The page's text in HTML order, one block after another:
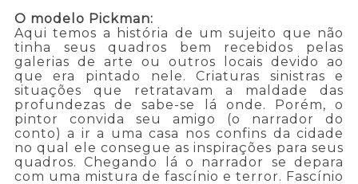
O modelo Pickman:
Aqui temos a história de um sujeito que não
tinha seus quadros bem recebidos pelas
galerias de arte ou outros locais devido ao
que era pintado nele. Criaturas sinistras e
situações que retratavam a maldade das
profundezas de sabe-se lá onde. Porém, o
pintor convida seu amigo (o narrador do
conto) a ir a uma casa nos confins da cidade
no qual ele consegue as inspirações para seus
quadros. Chegando lá o narrador se depara
com uma mistura de fascínio e terror. Fascínio